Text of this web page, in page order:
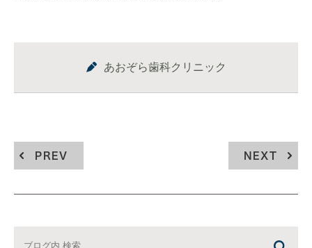
あおぞら歯科クリニック
PREV NEXT